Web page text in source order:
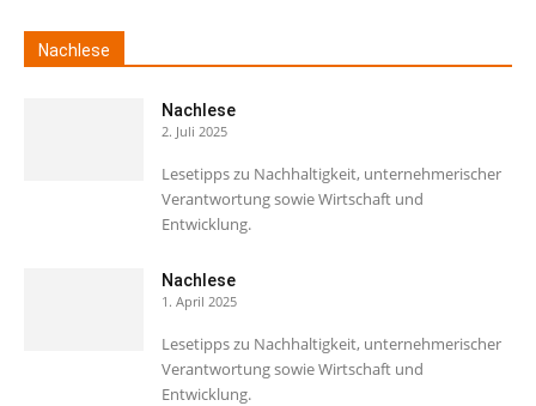
Nachlese
Nachlese
2. Juli 2025
Lesetipps zu Nachhaltigkeit, unternehmerischer
Verantwortung sowie Wirtschaft und
Entwicklung.
Nachlese
1. April 2025
Lesetipps zu Nachhaltigkeit, unternehmerischer
Verantwortung sowie Wirtschaft und
Entwicklung.